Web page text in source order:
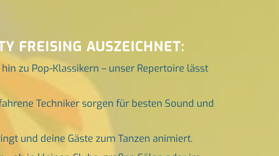
FREISING AUSZEICHNET:
zu Pop-Klassikern – unser Repertoire lässt
Techniker sorgen für besten Sound und
und deine Gäste zum Tanzen animiert.